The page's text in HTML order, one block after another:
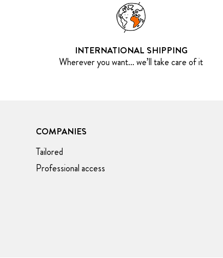
INTERNATIONAL SHIPPING
Wherever you want... we’ll take care of it
COMPANIES
Tailored
Professional access